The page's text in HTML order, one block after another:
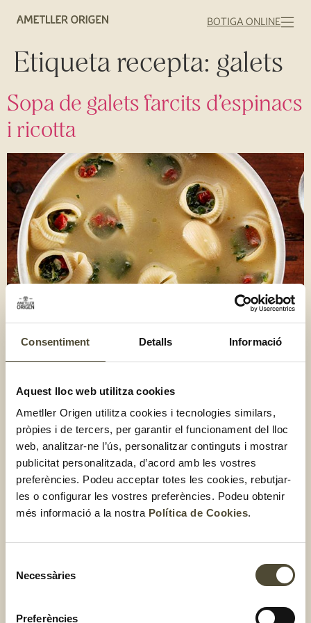
Consentiment Detalls Informació
Aquest lloc web utilitza cookies
Ametller Origen utilitza cookies i tecnologies similars,
pròpies i de tercers, per garantir el funcionament del lloc
web, analitzar-ne l’ús, personalitzar continguts i mostrar
publicitat personalitzada, d’acord amb les vostres
preferències. Podeu acceptar totes les cookies, rebutjar-
les o configurar les vostres preferències. Podeu obtenir
més informació a la nostra Política de Cookies.
Necessàries
Preferències
BOTIGA ONLINE
Etiqueta recepta: galets
Sopa de galets farcits d’espinacs
i ricotta
Sopa de Nadal amb pilota veggie
i cigrons